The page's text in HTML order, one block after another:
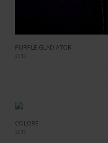
PURPLE GLADIATOR
2019
COLORE
2019